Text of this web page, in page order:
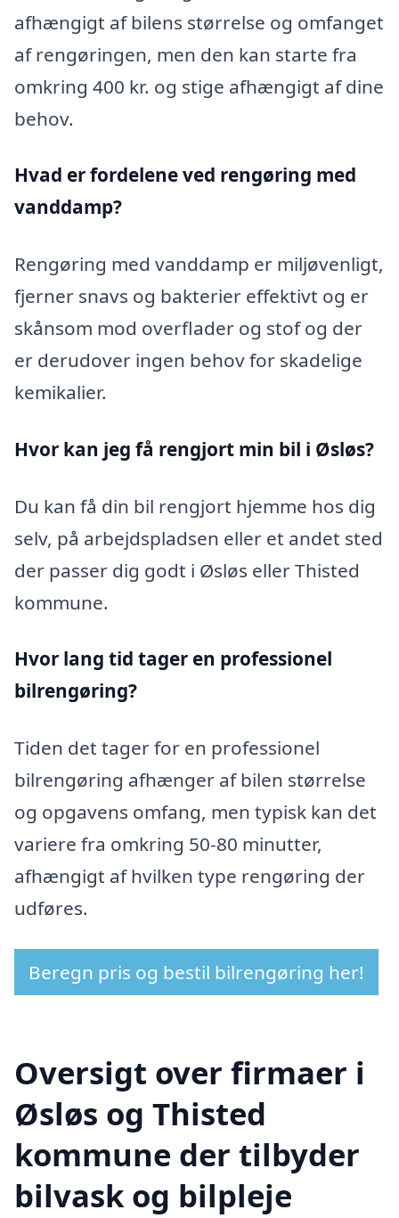
afhængigt af bilens størrelse og omfanget
af rengøringen, men den kan starte fra
omkring 400 kr. og stige afhængigt af dine
behov.
Hvad er fordelene ved rengøring med
vanddamp?
Rengøring med vanddamp er miljøvenligt,
fjerner snavs og bakterier effektivt og er
skånsom mod overflader og stof og der
er derudover ingen behov for skadelige
kemikalier.
Hvor kan jeg få rengjort min bil i Øsløs?
Du kan få din bil rengjort hjemme hos dig
selv, på arbejdspladsen eller et andet sted
der passer dig godt i Øsløs eller Thisted
kommune.
Hvor lang tid tager en professionel
bilrengøring?
Tiden det tager for en professionel
bilrengøring afhænger af bilen størrelse
og opgavens omfang, men typisk kan det
variere fra omkring 50-80 minutter,
afhængigt af hvilken type rengøring der
udføres.
Beregn pris og bestil bilrengøring her!
Oversigt over firmaer i
Øsløs og Thisted
kommune der tilbyder
bilvask og bilpleje